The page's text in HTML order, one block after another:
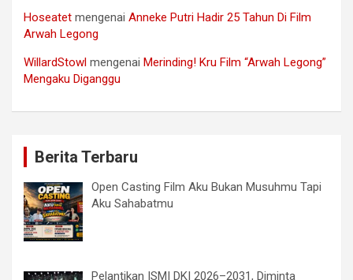
Hoseatet mengenai Anneke Putri Hadir 25 Tahun Di Film
Arwah Legong
WillardStowl mengenai Merinding! Kru Film “Arwah Legong”
Mengaku Diganggu
Berita Terbaru
Open Casting Film Aku Bukan Musuhmu Tapi
Aku Sahabatmu
Pelantikan ISMI DKI 2026–2031, Diminta